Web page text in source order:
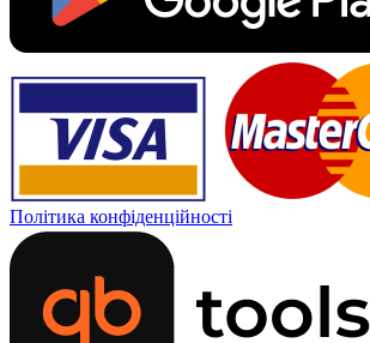
Політика конфіденційності